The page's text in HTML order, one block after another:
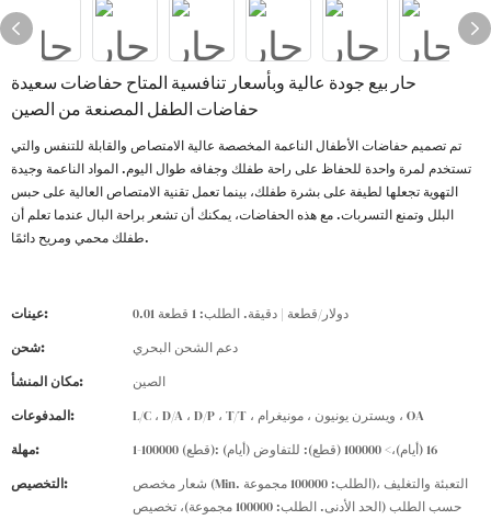
حار بيع جودة عالية وبأسعار تنافسية المتاح حفاضات سعيدة
حفاضات الطفل المصنعة من الصين
تم تصميم حفاضات الأطفال الناعمة المخصصة عالية الامتصاص والقابلة للتنفس والتي
تستخدم لمرة واحدة للحفاظ على راحة طفلك وجفافه طوال اليوم. المواد الناعمة وجيدة
التهوية تجعلها لطيفة على بشرة طفلك، بينما تعمل تقنية الامتصاص العالية على حبس
البلل وتمنع التسربات. مع هذه الحفاضات، يمكنك أن تشعر براحة البال عندما تعلم أن
طفلك محمي ومريح دائمًا.
عينات:
0.01 دولار/قطعة | دقيقة. الطلب: 1 قطعة
شحن:
دعم الشحن البحري
مكان المنشأ:
الصين
المدفوعات:
L/C ، D/A ، D/P ، T/T ، ويسترن يونيون ، مونيغرام ، OA
مهلة:
1-100000 (قطع): 16 (أيام)،> 100000 (قطع): للتفاوض (أيام)
التخصيص:
شعار مخصص (Min. الطلب: 100000 مجموعة)، التعبئة والتغليف
حسب الطلب (الحد الأدنى. الطلب: 100000 مجموعة)، تخصيص